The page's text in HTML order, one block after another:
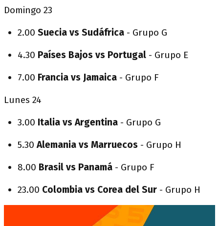
Domingo 23
2.00 Suecia vs Sudáfrica - Grupo G
4.30 Países Bajos vs Portugal - Grupo E
7.00 Francia vs Jamaica - Grupo F
Lunes 24
3.00 Italia vs Argentina - Grupo G
5.30Alemania vs Marruecos - Grupo H
8.00 Brasil vs Panamá - Grupo F
23.00 Colombia vs Corea del Sur - Grupo H